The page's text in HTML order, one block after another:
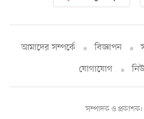
আমাদের সম্পর্কে বিজ্ঞাপন
যোগাযোগ
সম্পাদক ও